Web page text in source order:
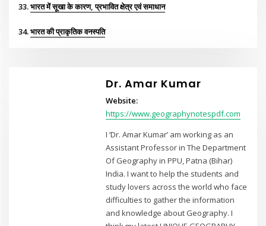
33.भारत में सूखा के कारण, प्रभावित क्षेत्र एवं समाधान
34.भारत की प्राकृतिक वनस्पति
Dr. Amar Kumar
Website:
https://www.geographynotespdf.com
I ‘Dr. Amar Kumar’ am working as an
Assistant Professor in The Department
Of Geography in PPU, Patna (Bihar)
India. I want to help the students and
study lovers across the world who face
difficulties to gather the information
and knowledge about Geography. I